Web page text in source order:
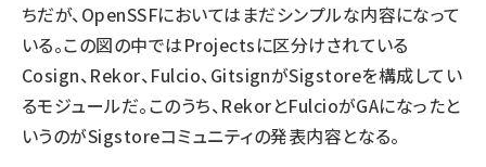
ちだが、OpenSSFにおいてはまだシンプルな内容になって
いる。この図の中ではProjectsに区分けされている
Cosign、Rekor、Fulcio、GitsignがSigstoreを構成してい
るモジュールだ。このうち、RekorとFulcioがGAになったと
いうのがSigstoreコミュニティの発表内容となる。